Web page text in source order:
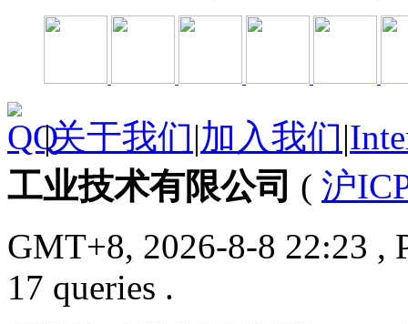
|关于我们|加入我们|
工业技术有限公司 ( 沪
GMT+8, 2026-8-8 22:23 ,
17 queries .